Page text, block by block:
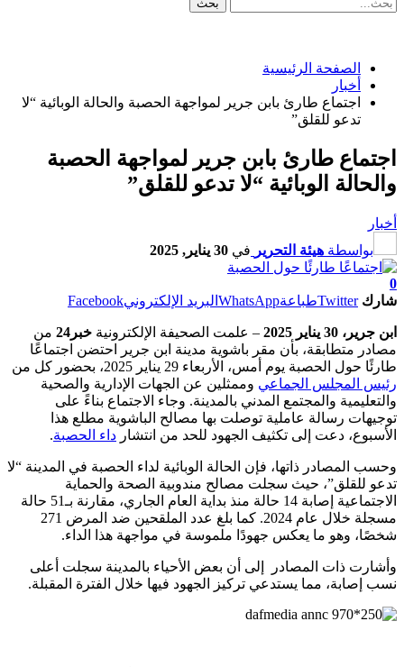
الصفحة الرئيسية
أخبار
اجتماع طارئ بابن جرير لمواجهة الحصبة والحالة الوبائية “لا
تدعو للقلق”
اجتماع طارئ بابن جرير لمواجهة الحصبة
والحالة الوبائية “لا تدعو للقلق”
أخبار
بواسطة هيئة التحرير في 30 يناير, 2025
0
شارك TwitterطباعةWhatsApp البريد الإلكترونيFacebook
ابن جرير، 30 يناير 2025 – علمت الصحيفة الإلكترونية خبر24
من
مصادر متطابقة، بأن مقر باشوية مدينة ابن جرير احتضن اجتماعًا
طارئًا حول الحصبة يوم أمس، الأربعاء 29 يناير 2025، بحضور كل من
رئيس المجلس الجماعي وممثلين عن الجهات الإدارية والصحية
والتعليمية والمجتمع المدني بالمدينة. وجاء الاجتماع بناءً على
توجيهات رسالة عاملية توصلت بها مصالح الباشوية مطلع هذا
الأسبوع، دعت إلى تكثيف الجهود للحد من انتشار داء الحصبة.
وحسب المصادر ذاتها، فإن الحالة الوبائية لداء الحصبة في المدينة “لا
تدعو للقلق”، حيث سجلت مصالح مندوبية الصحة والحماية
الاجتماعية إصابة 14 حالة منذ بداية العام الجاري، مقارنة بـ51 حالة
مسجلة خلال عام 2024. كما بلغ عدد الملقحين ضد المرض 271
شخصًا، وهو ما يعكس جهودًا ملموسة في مواجهة هذا الداء.
وأشارت ذات المصادر إلى أن بعض الأحياء بالمدينة سجلت أعلى
نسب إصابة، مما يستدعي تركيز الجهود فيها خلال الفترة المقبلة.